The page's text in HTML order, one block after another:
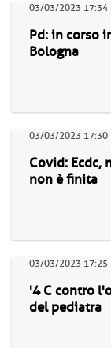
03/03/2023 17:34
Pd: in corso
Bologna
03/03/2023 17:30
Covid: Ecdc,
non è finita
03/03/2023 17:25
'4 C contro
del pediatra